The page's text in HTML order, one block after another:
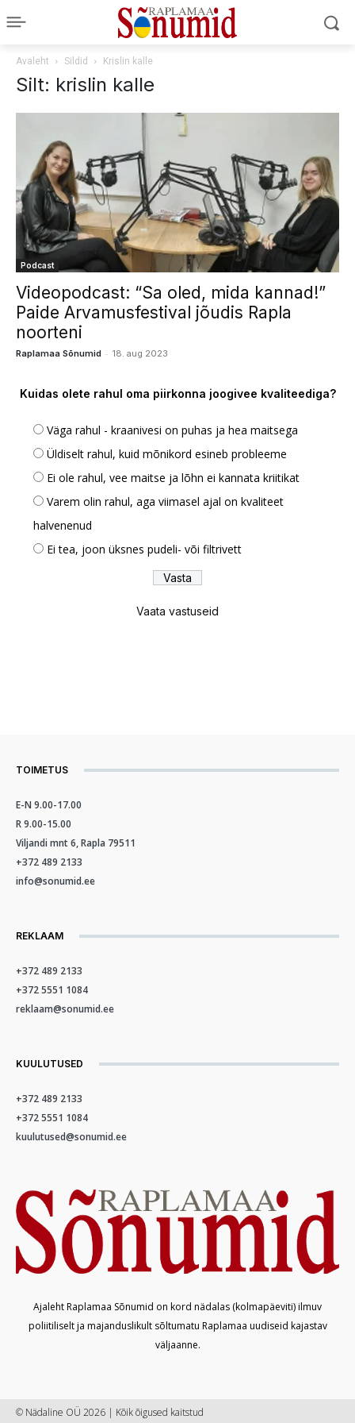
Avaleht Sildid Krislin kalle
Silt: krislin kalle
Podcast
Videopodcast: “Sa oled, mida kannad!”
Paide Arvamusfestival jõudis Rapla
noorteni
Raplamaa Sõnumid - 18. aug 2023
Kuidas olete rahul oma piirkonna joogivee kvaliteediga?
Väga rahul - kraanivesi on puhas ja hea maitsega
Üldiselt rahul, kuid mõnikord esineb probleeme
Ei ole rahul, vee maitse ja lõhn ei kannata kriitikat
Varem olin rahul, aga viimasel ajal on kvaliteet
halvenenud
Ei tea, joon üksnes pudeli- või filtrivett
Vaata vastuseid
TOIMETUS
E-N 9.00-17.00
R 9.00-15.00
Viljandi mnt 6, Rapla 79511
+372 489 2133
info@sonumid.ee
REKLAAM
+372 489 2133
+372 5551 1084
reklaam@sonumid.ee
KUULUTUSED
+372 489 2133
+372 5551 1084
kuulutused@sonumid.ee
Ajaleht Raplamaa Sõnumid on kord nädalas (kolmapäeviti) ilmuv
poliitiliselt ja majanduslikult sõltumatu Raplamaa uudiseid kajastav
väljaanne.
© Nädaline OÜ 2026 | Kõik õigused kaitstud